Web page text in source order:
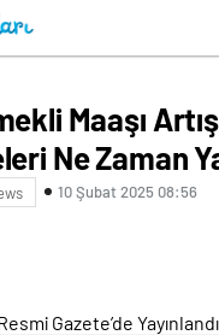
Maaşı
Ne Zaman
10 Şubat 2025 08:56
Gazete’de Yayınlandı